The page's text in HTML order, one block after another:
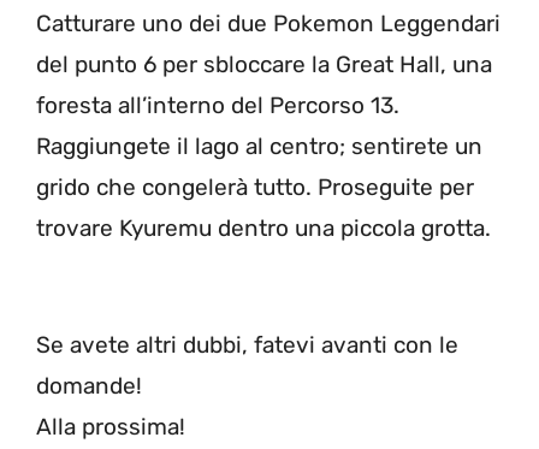
Catturare uno dei due Pokemon Leggendari
del punto 6 per sbloccare la Great Hall, una
foresta all’interno del Percorso 13.
Raggiungete il lago al centro; sentirete un
grido che congelerà tutto. Proseguite per
trovare Kyuremu dentro una piccola grotta.
Se avete altri dubbi, fatevi avanti con le
domande!
Alla prossima!